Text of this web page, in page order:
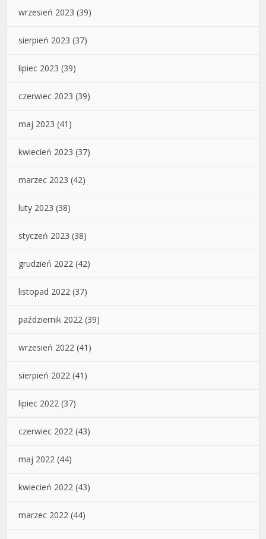
wrzesień 2023 (39)
sierpień 2023 (37)
lipiec 2023 (39)
czerwiec 2023 (39)
maj 2023 (41)
kwiecień 2023 (37)
marzec 2023 (42)
luty 2023 (38)
styczeń 2023 (38)
grudzień 2022 (42)
listopad 2022 (37)
październik 2022 (39)
wrzesień 2022 (41)
sierpień 2022 (41)
lipiec 2022 (37)
czerwiec 2022 (43)
maj 2022 (44)
kwiecień 2022 (43)
marzec 2022 (44)